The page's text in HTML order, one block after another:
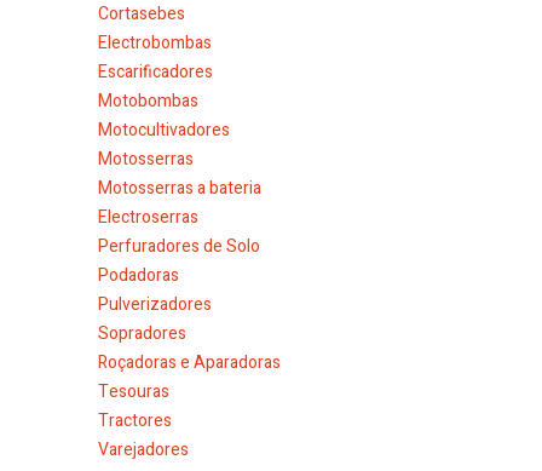
Cortasebes
Electrobombas
Escarificadores
Motobombas
Motocultivadores
Motosserras
Motosserras a bateria
Electroserras
Perfuradores de Solo
Podadoras
Pulverizadores
Sopradores
Roçadoras e Aparadoras
Tesouras
Tractores
Varejadores